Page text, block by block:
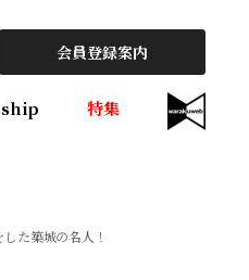
会員登録案内
特集
た築城の名人！